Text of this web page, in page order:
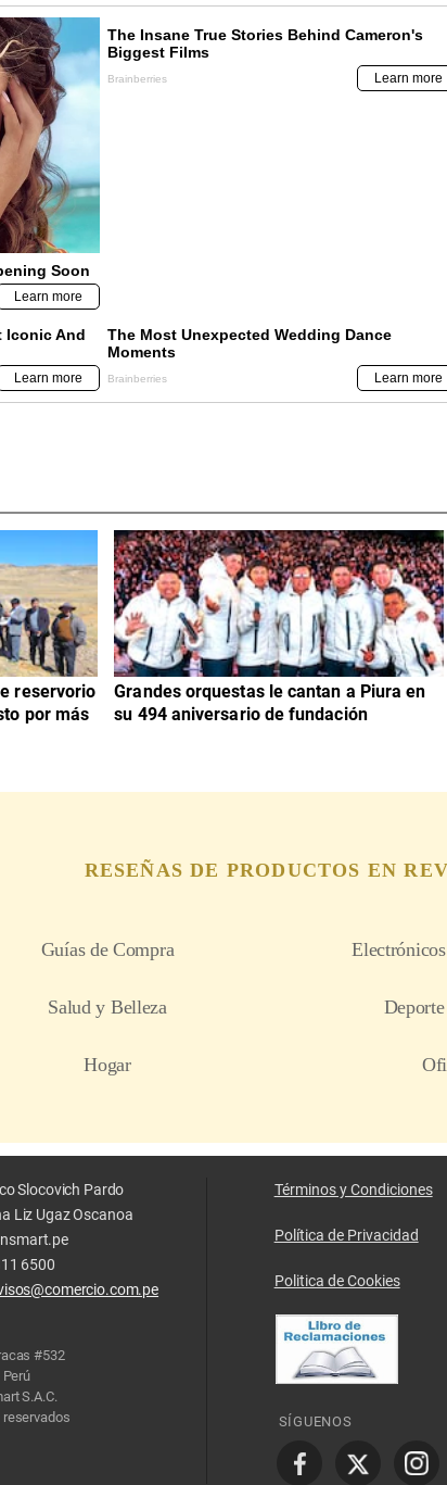
reservorio
por más
Grandes orquestas le cantan a Piura en
su 494 aniversario de fundación
Slocovich Pardo
Liz Ugaz Oscanoa
6500
#532
Perú
S.A.C.
Términos y Condiciones
Política de Privacidad
Politica de Cookies
SÍGUENOS